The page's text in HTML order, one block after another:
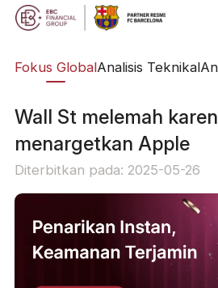
Fokus GlobalAnalisis Teknikal
​Wall St melemah
menargetkan Apple
Diterbitkan pada: 2025-05-26